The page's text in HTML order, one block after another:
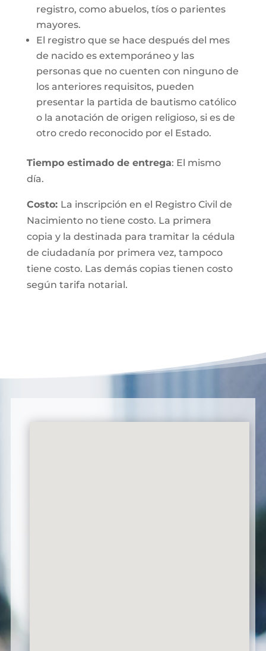
registro, como abuelos, tíos o parientes
mayores.
El registro que se hace después del mes
de nacido es extemporáneo y las
personas que no cuenten con ninguno de
los anteriores requisitos, pueden
presentar la partida de bautismo católico
o la anotación de origen religioso, si es de
otro credo reconocido por el Estado.
Tiempo estimado de entrega: El mismo
día.
Costo: La inscripción en el Registro Civil de
Nacimiento no tiene costo. La primera
copia y la destinada para tramitar la cédula
de ciudadanía por primera vez, tampoco
tiene costo. Las demás copias tienen costo
según tarifa notarial.